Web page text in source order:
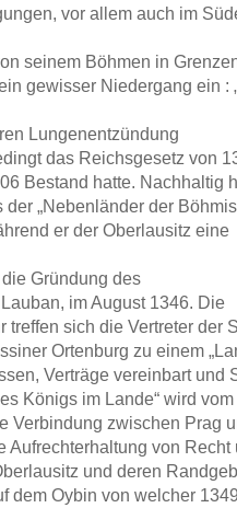
vor allem auch im
seinem Böhmen in
gewisser Niedergang ein :
Lungenentzündung
das Reichsgesetz von
Bestand hatte. Nachhaltig
„Nebenländer der
er der Oberlausitz eine
Gründung des
im August 1346. Die
treffen sich die Vertreter der
Ortenburg zu einem
Verträge vereinbart und
Königs im Lande“ wird vom
Verbindung zwischen Prag
Aufrechterhaltung von Recht
und deren
dem Oybin von welcher 1349